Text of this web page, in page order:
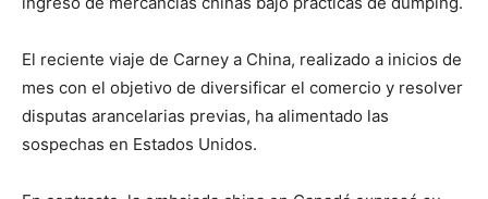
El reciente viaje de Carney a China, realizado a inicios de
mes con el objetivo de diversificar el comercio y resolver
disputas arancelarias previas, ha alimentado las
sospechas en Estados Unidos.